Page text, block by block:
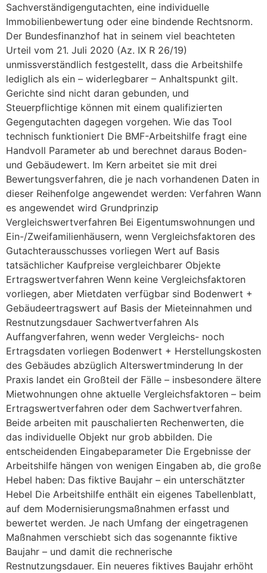
Sachverständigengutachten, eine individuelle
Immobilienbewertung oder eine bindende Rechtsnorm.
Der Bundesfinanzhof hat in seinem viel beachteten
Urteil vom 21. Juli 2020 (Az. IX R 26/19)
unmissverständlich festgestellt, dass die Arbeitshilfe
lediglich als ein – widerlegbarer – Anhaltspunkt gilt.
Gerichte sind nicht daran gebunden, und
Steuerpflichtige können mit einem qualifizierten
Gegengutachten dagegen vorgehen. Wie das Tool
technisch funktioniert Die BMF-Arbeitshilfe fragt eine
Handvoll Parameter ab und berechnet daraus Boden-
und Gebäudewert. Im Kern arbeitet sie mit drei
Bewertungsverfahren, die je nach vorhandenen Daten in
dieser Reihenfolge angewendet werden: Verfahren Wann
es angewendet wird Grundprinzip
Vergleichswertverfahren Bei Eigentumswohnungen und
Ein-/Zweifamilienhäusern, wenn Vergleichsfaktoren des
Gutachterausschusses vorliegen Wert auf Basis
tatsächlicher Kaufpreise vergleichbarer Objekte
Ertragswertverfahren Wenn keine Vergleichsfaktoren
vorliegen, aber Mietdaten verfügbar sind Bodenwert +
Gebäudeertragswert auf Basis der Mieteinnahmen und
Restnutzungsdauer Sachwertverfahren Als
Auffangverfahren, wenn weder Vergleichs- noch
Ertragsdaten vorliegen Bodenwert + Herstellungskosten
des Gebäudes abzüglich Alterswertminderung In der
Praxis landet ein Großteil der Fälle – insbesondere ältere
Mietwohnungen ohne aktuelle Vergleichsfaktoren – beim
Ertragswertverfahren oder dem Sachwertverfahren.
Beide arbeiten mit pauschalierten Rechenwerten, die
das individuelle Objekt nur grob abbilden. Die
entscheidenden Eingabeparameter Die Ergebnisse der
Arbeitshilfe hängen von wenigen Eingaben ab, die große
Hebel haben: Das fiktive Baujahr – ein unterschätzter
Hebel Die Arbeitshilfe enthält ein eigenes Tabellenblatt,
auf dem Modernisierungsmaßnahmen erfasst und
bewertet werden. Je nach Umfang der eingetragenen
Maßnahmen verschiebt sich das sogenannte fiktive
Baujahr – und damit die rechnerische
Restnutzungsdauer. Ein neueres fiktives Baujahr erhöht